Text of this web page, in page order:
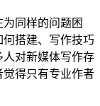
同样的问题困
搭建、写作技巧
对新媒体写作存
得只有专业作者